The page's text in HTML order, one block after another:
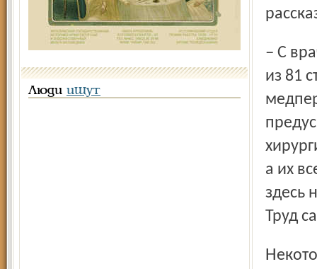
Люди ищут
– С врачами еще ситуация более или менее нормальная –
из 81
а их
здесь
Труд
Некоторую надежду главврач возлагает на новый закон,